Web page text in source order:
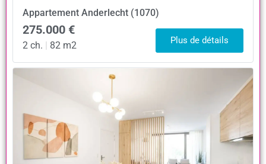
Appartement Anderlecht (1070)
275.000 €
2 ch. | 82 m2 Plus de détails